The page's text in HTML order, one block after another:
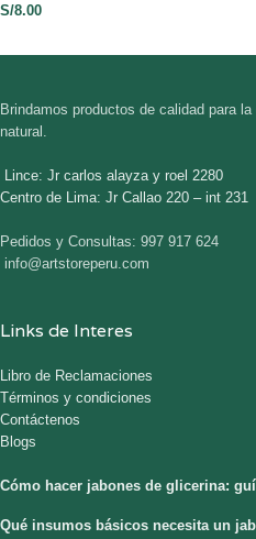
S/8.00
Brindamos productos de calidad para
natural.
Lince: Jr carlos alayza y roel 2280
Centro de Lima: Jr Callao 220 – int 231
Pedidos y Consultas: 997 917 624
info@artstoreperu.com
Links de Interes
Libro de Reclamaciones
Términos y condiciones
Contáctenos
Blogs
Cómo hacer jabones de glicerina:
Qué insumos básicos necesita un